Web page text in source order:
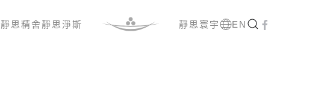
靜思精舍靜思淨斯 靜思寰宇 EN